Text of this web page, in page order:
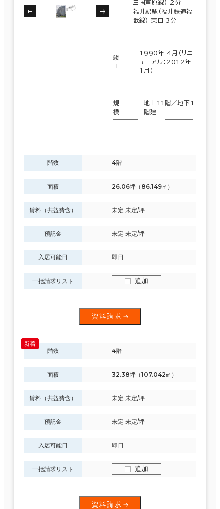
三国芦原線) 2分
福井駅駅(福井鉄道福
武線) 東口 3分
竣
工
1990年 4月（リニ
ューアル：2012年
1月）
規
模
地上11階／地下1
階建
階数 4階
面積 26.06坪（86.149㎡）
賃料（共益費含） 未定 未定/坪
預託金 未定 未定/坪
入居可能日 即日
一括請求リスト 追加
資料請求
階数 4階
面積 32.38坪（107.042㎡）
賃料（共益費含） 未定 未定/坪
預託金 未定 未定/坪
入居可能日 即日
一括請求リスト 追加
資料請求
35室(11棟)
この条件で検索する
６か月以上
20年以内 30年以内
階数
その他
制震・免震構造
1フロア面積100坪以上
該当数
35室(11棟)
この条件で検索する